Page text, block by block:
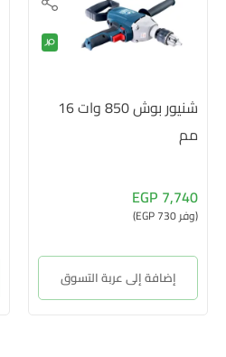
شنيور بوش 850 وات 16
مم
7,740 EGP
(وفر 730 EGP)
إضافة إلى عربة التسوق